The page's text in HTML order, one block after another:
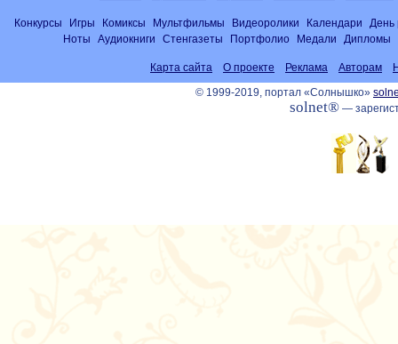
Конкурсы Игры Комиксы Мультфильмы Видеоролики Календари
День
Ноты
Аудиокниги Стенгазеты Портфолио Медали Дипломы
Карта сайта О проекте Реклама Авторам
© 1999-2019, портал «Солнышко»
solnet®—